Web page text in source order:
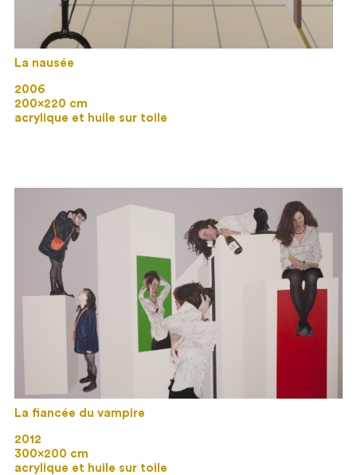
La nausée
2006
200×220 cm
acrylique et huile sur toile
La fiancée du vampire
2012
300×200 cm
acrylique et huile sur toile